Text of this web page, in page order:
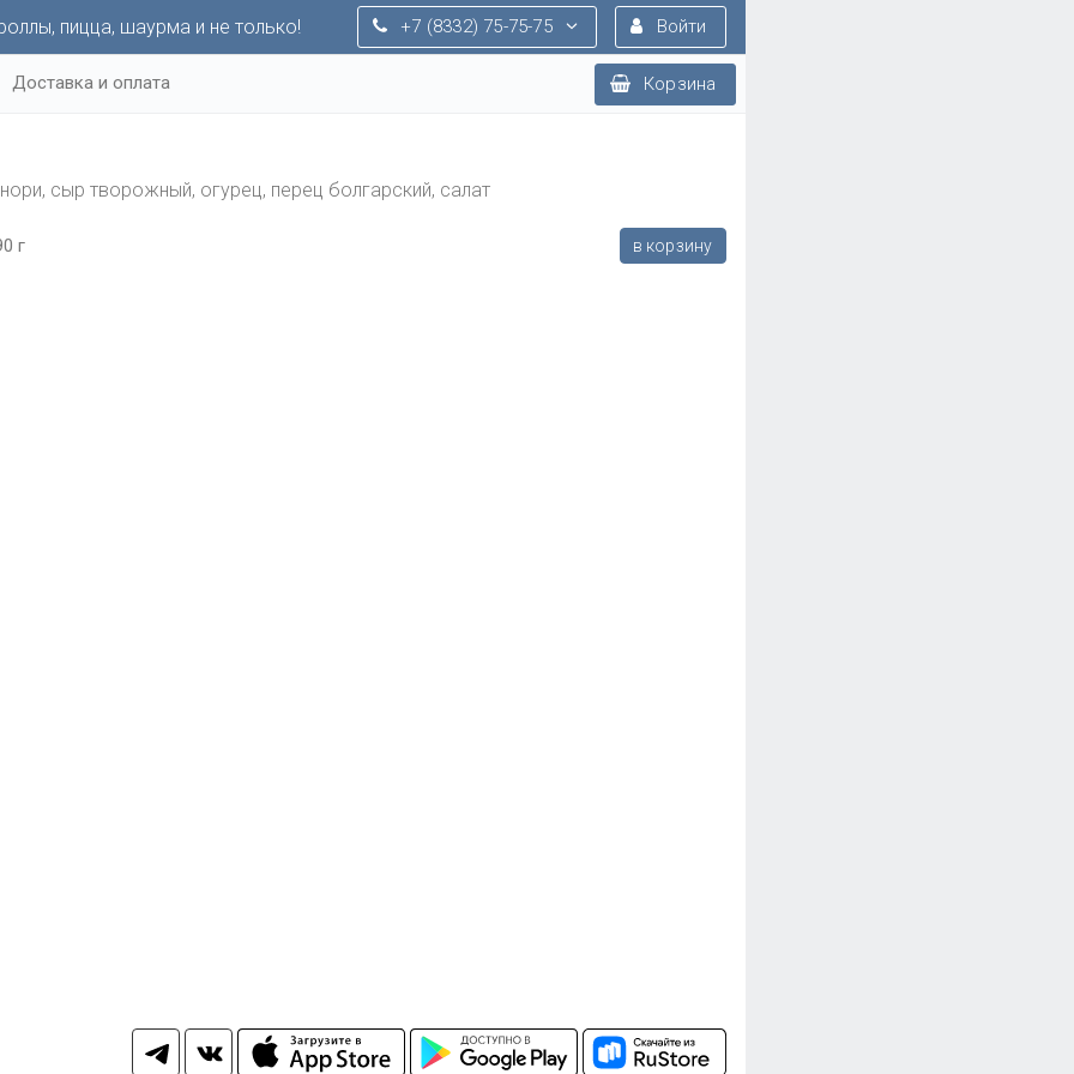
Войти
+7 (8332) 75-75-75
пицца, шаурма и не только!
Корзина
Доставка и оплата
сыр творожный, огурец, перец болгарский, салат
г в корзину